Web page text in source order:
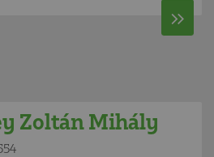
Zoltán Mihály